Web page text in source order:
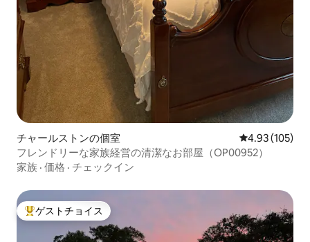
チャールストンの個室 レビュー105
4.93 (105)
フレンドリーな家族経営の清潔なお部屋（OP00952）
家族 · 価格 · チェックイン
大好評のゲストチョイスです。
ゲストチョイス